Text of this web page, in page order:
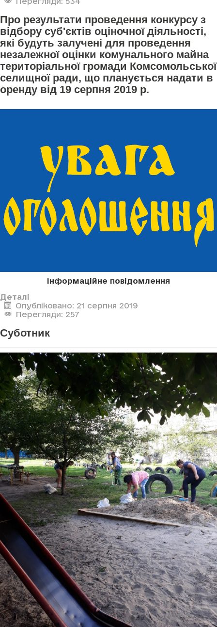
Про результати проведення конкурсу з
відбору суб'єктів оціночної діяльності,
які будуть залучені для проведення
незалежної оцінки комунального майна
територіальної громади Комсомольської
селищної ради, що планується надати в
оренду від 19 серпня 2019 р.
Інформаційне повідомлення
Деталі
Опубліковано: 21 серпня 2019
Перегляди: 257
Суботник